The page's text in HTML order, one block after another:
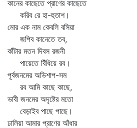
কানের কাছেতে প্রাণের কাছেতে
করিব রে হা-হুতাশ।
মোর এক নাম কেবলি বসিয়া
জপিব কানেতে তব,
কাঁটার মতন দিবস রজনী
পায়েতে বিঁধিয়ে রব।
পূর্বজনমের অভিশাপ-সম
রব আমি কাছে কাছে,
ভাবী জনমের অদৃষ্টের মতো
বেড়াইব পাছে পাছে।
ঢালিয়া আমার প্রাণের আঁধার